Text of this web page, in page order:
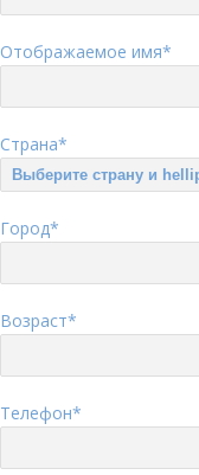
Отображаемое имя*
Страна*
Город*
Возраст*
Телефон*